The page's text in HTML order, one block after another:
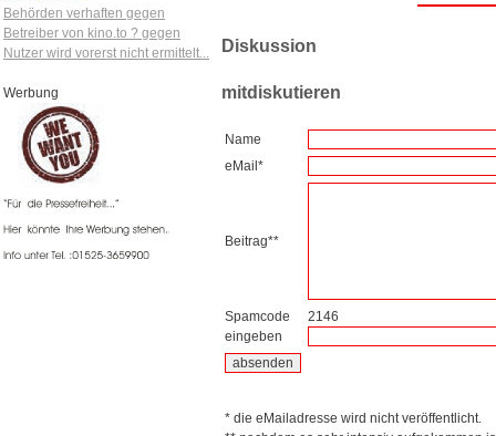
Behörden verhaften gegen
Betreiber von kino.to ? gegen
Nutzer wird vorerst nicht ermittelt...
Werbung
Diskussion
mitdiskutieren
Name
eMail*
Beitrag**
Spamcode
eingeben
2146
* die eMailadresse wird nicht veröffentlicht.